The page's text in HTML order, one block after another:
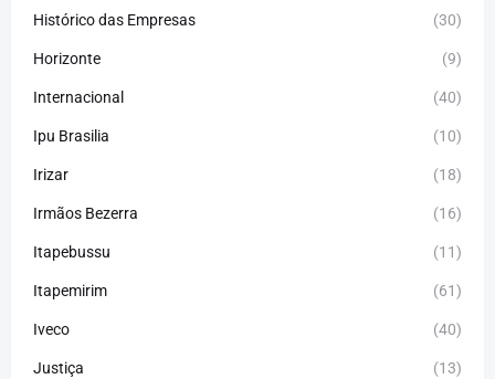
Histórico das Empresas (30)
Horizonte (9)
Internacional (40)
Ipu Brasilia (10)
Irizar (18)
Irmãos Bezerra (16)
Itapebussu (11)
Itapemirim (61)
Iveco (40)
Justiça (13)